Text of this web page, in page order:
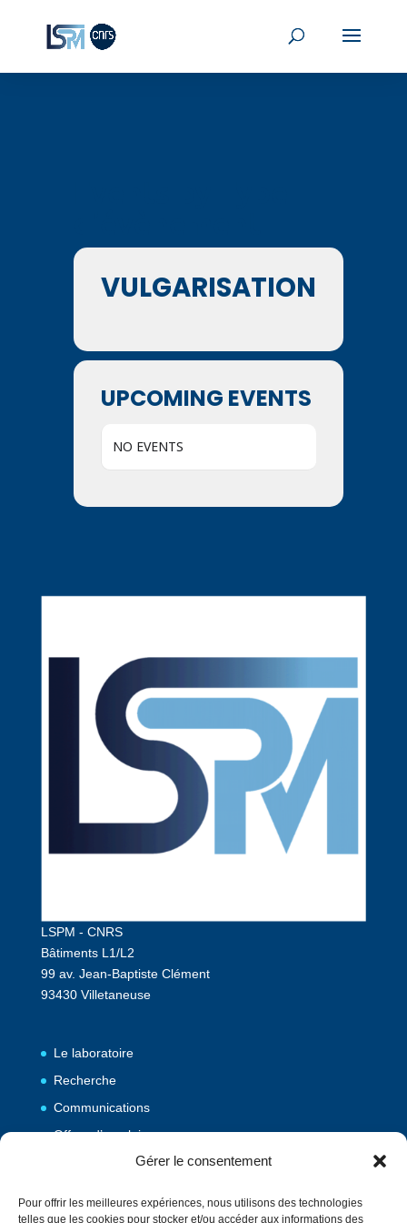
Gérer le consentement
Pour offrir les meilleures expériences, nous utilisons des technologies
telles que les cookies pour stocker et/ou accéder aux informations des
VULGARISATION
UPCOMING EVENTS
NO EVENTS
LSPM - CNRS
Bâtiments L1/L2
99 av. Jean-Baptiste Clément
93430 Villetaneuse
Le laboratoire
Recherche
Communications
Offres d’emploi
Publications